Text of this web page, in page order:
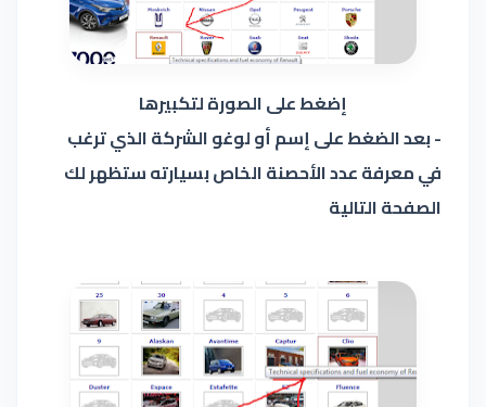
إضغط على الصورة لتكبيرها
- بعد الضغط على إسم أو لوغو الشركة الذي ترغب
في معرفة عدد الأحصنة الخاص بسيارته ستظهر لك
الصفحة التالية